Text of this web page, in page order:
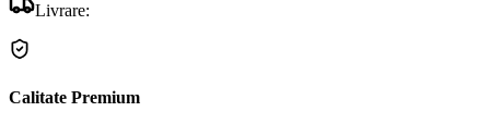
Livrare:
Calitate Premium